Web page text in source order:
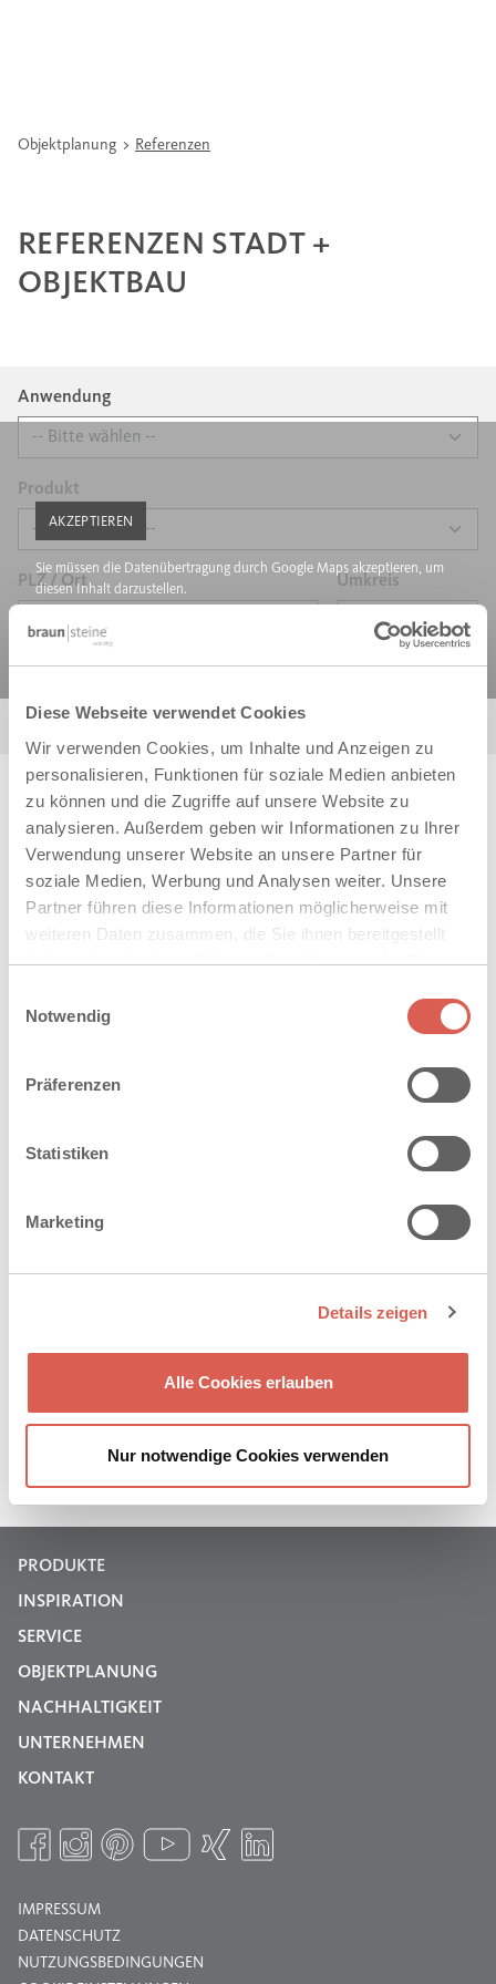
Diese Webseite verwendet Cookies
Wir verwenden Cookies, um Inhalte und Anzeigen zu
personalisieren, Funktionen für soziale Medien anbieten
zu können und die Zugriffe auf unsere Website zu
analysieren. Außerdem geben wir Informationen zu Ihrer
Verwendung unserer Website an unsere Partner für
soziale Medien, Werbung und Analysen weiter. Unsere
Partner führen diese Informationen möglicherweise mit
weiteren Daten zusammen, die Sie ihnen bereitgestellt
haben oder die sie im Rahmen Ihrer Nutzung der Dienste
Cookies, wenn Sie unsere Webseite weiterhin nutzen.
Notwendig
Präferenzen
Statistiken
Marketing
Details zeigen
Alle Cookies erlauben
Nur notwendige Cookies verwenden
Objektplanung Referenzen
REFERENZEN STADT +
OBJEKTBAU
Anwendung
Produkt
PLZ / Ort Umkreis
AKZEPTIEREN
Sie müssen die Datenübertragung durch Google Maps akzeptieren, um
diesen Inhalt darzustellen.
PRODUKTE
INSPIRATION
SERVICE
OBJEKTPLANUNG
NACHHALTIGKEIT
UNTERNEHMEN
KONTAKT
IMPRESSUM
DATENSCHUTZ
NUTZUNGSBEDINGUNGEN